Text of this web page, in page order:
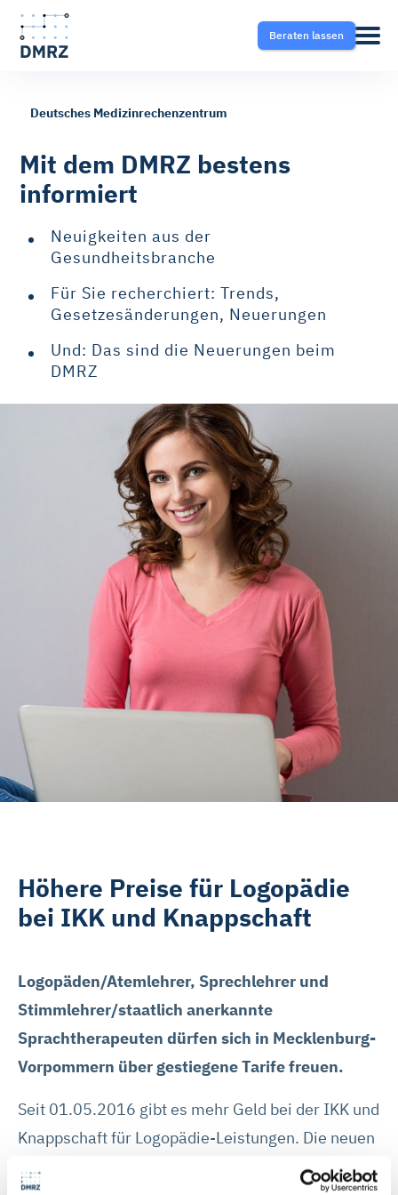
Beraten lassen
Krankentransport- und
Therapeutensoftware
Pflegesoftware
Vorfinanzierung
Telematikinfrastruktur (TI)
Krankentransport
Heilmittel
Hilfsmittel
Selektivverträge
Rehasport & Funktionstraining
FAQ
Ratgeber
Deutsches Medizinrechenzentrum
Mit dem DMRZ bestens
informiert
Neuigkeiten aus der
Gesundheitsbranche
Für Sie recherchiert: Trends,
Gesetzesänderungen, Neuerungen
Und: Das sind die Neuerungen beim
DMRZ
Höhere Preise für Logopädie
bei IKK und Knappschaft
Logopäden/Atemlehrer, Sprechlehrer und
Stimmlehrer/staatlich anerkannte
Sprachtherapeuten dürfen sich in Mecklenburg-
Vorpommern über gestiegene Tarife freuen.
Seit 01.05.2016 gibt es mehr Geld bei der IKK und
Knappschaft für Logopädie-Leistungen. Die neuen
Tarife haben Deutscher Bundesverband der